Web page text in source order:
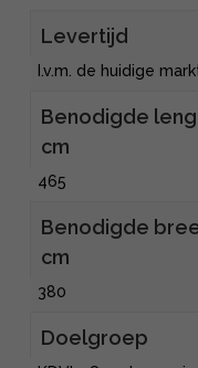
Levertijd
I.v.m. de huidige
Benodigde
cm
465
Benodigde
cm
380
Doelgroep